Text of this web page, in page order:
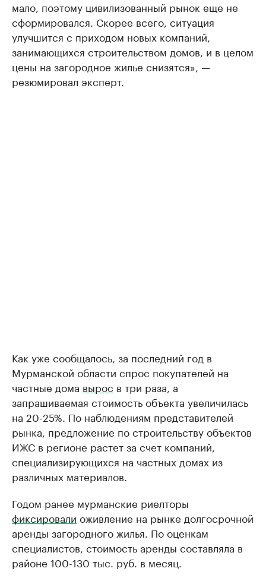
мало, поэтому цивилизованный рынок еще не
сформировался. Скорее всего, ситуация
улучшится с приходом новых компаний,
занимающихся строительством домов, и в целом
цены на загородное жилье снизятся», —
резюмировал эксперт.
Как уже сообщалось, за последний год в
Мурманской области спрос покупателей на
частные дома вырос в три раза, а
запрашиваемая стоимость объекта увеличилась
на 20-25%. По наблюдениям представителей
рынка, предложение по строительству объектов
ИЖС в регионе растет за счет компаний,
специализирующихся на частных домах из
различных материалов.
Годом ранее мурманские риелторы
фиксировали оживление на рынке долгосрочной
аренды загородного жилья. По оценкам
специалистов, стоимость аренды составляла в
районе 100-130 тыс. руб. в месяц.